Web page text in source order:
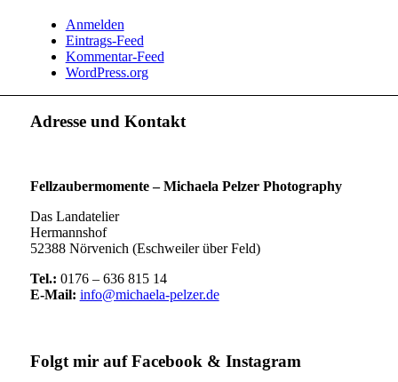
Anmelden
Eintrags-Feed
Kommentar-Feed
WordPress.org
Adresse und Kontakt
Fellzaubermomente –Michaela Pelzer Photography
Das Landatelier
Hermannshof
52388 Nörvenich (Eschweiler über Feld)
Tel.: 0176 – 636 815 14
E-Mail: info@michaela-pelzer.de
Folgt mir auf Facebook & Instagram